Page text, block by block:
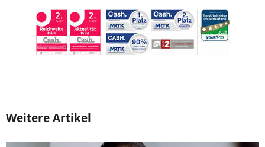
Weitere Artikel